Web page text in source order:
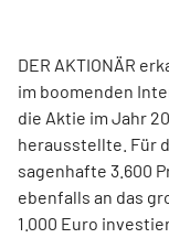
DER AKTIONÄR
im boomenden
die Aktie im Jahr
herausstellte. Für
sagenhafte 3.600
ebenfalls an das
1.000 Euro